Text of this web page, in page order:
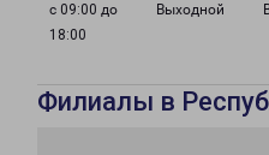
с 09:00 до
18:00
Выходной
Филиалы в